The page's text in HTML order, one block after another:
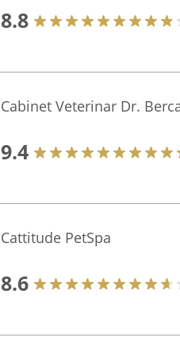
8.8
Cabinet Veterinar Dr.
9.4
Cattitude PetSpa
8.6